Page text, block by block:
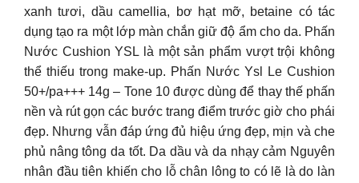
xanh tươi, dầu camellia, bơ hạt mỡ, betaine có tác
dụng tạo ra một lớp màn chắn giữ độ ẩm cho da. Phấn
Nước Cushion YSL là một sản phẩm vượt trội không
thể thiếu trong make-up. Phấn Nước Ysl Le Cushion
50+/pa+++ 14g – Tone 10 được dùng để thay thế phấn
nền và rút gọn các bước trang điểm trước giờ cho phái
đẹp. Nhưng vẫn đáp ứng đủ hiệu ứng đẹp, mịn và che
phủ nâng tông da tốt. Da dầu và da nhạy cảm Nguyên
nhân đầu tiên khiến cho lỗ chân lông to có lẽ là do làn